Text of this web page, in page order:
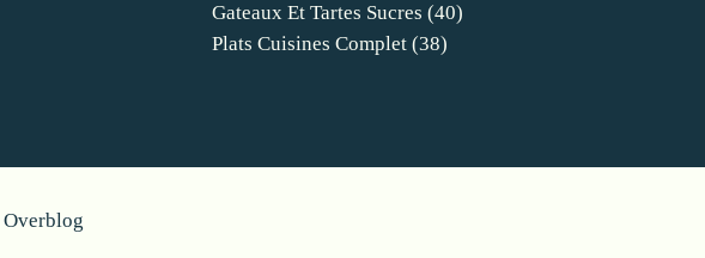
Gateaux Et Tartes Sucres (40)
Plats Cuisines Complet (38)
Overblog